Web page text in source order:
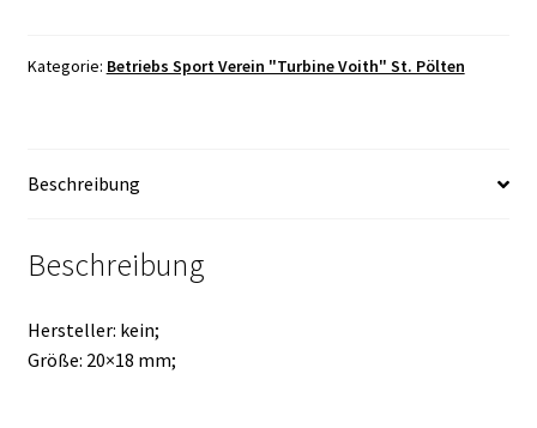
Kategorie: Betriebs Sport Verein "Turbine Voith" St. Pölten
Beschreibung
Beschreibung
Hersteller: kein;
Größe: 20×18 mm;